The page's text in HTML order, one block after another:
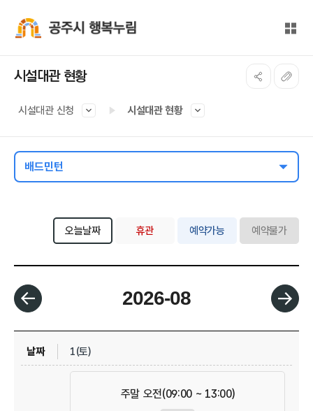
전체
시설대관 현황
시설대관 신청 시설대관 현황
배드민턴
오늘날짜 휴관 예약가능 예약불가
월 선택
1(토)
주말 오전(09:00 ~ 13:00)